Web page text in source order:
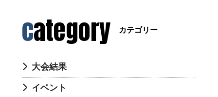
category カテゴリー
大会結果
イベント